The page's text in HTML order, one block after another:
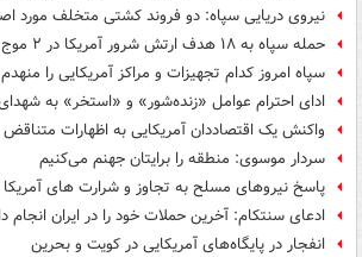
نیروی دریایی سپاه: دو فروند کشتی متخلف مورد
حمله سپاه به ۱۸ هدف ارتش شرور آمریکا در ۲ موج عملیاتی
سپاه امروز کدام تجهیزات و مراکز آمریکایی را
ادای احترام عوامل «زنده‌شور» و «استخر» به شهدای
واکنش یک اقتصاددان آمریکایی به اظهارات متناقض
سردار موسوی: منطقه را برایتان جهنم می‌کنیم
پاسخ نیروهای مسلح به تجاوز و شرارت های
ادعای سنتکام: آخرین حملات خود را در ایران انجام
انفجار در پایگاه‌های آمریکایی در کویت و بحرین